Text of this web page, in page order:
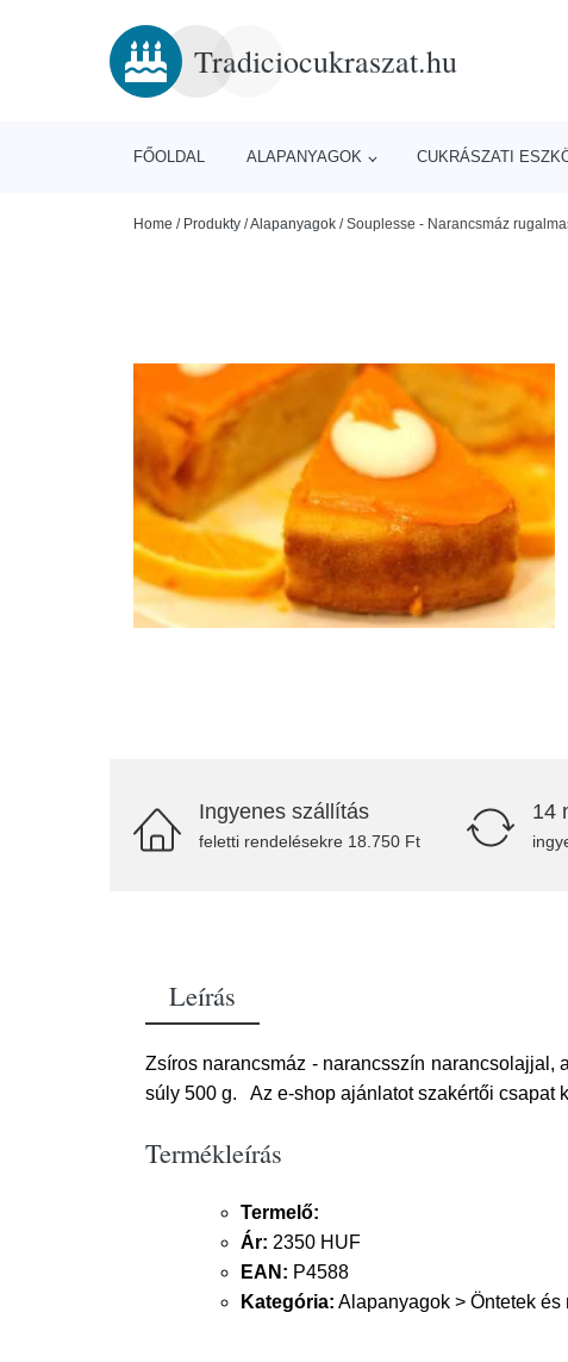
Tradiciocukraszat.hu
FŐOLDAL ALAPANYAGOK CUKRÁSZATI
Home / Produkty /Alapanyagok /Souplesse - Narancsmáz
Ingyenes szállítás
feletti rendelésekre 18.750 Ft
14
Leírás
Zsíros narancsmáz - narancsszín narancsolajjal,
súly 500 g. Az e-shop ajánlatot szakértői csapat
Termékleírás
Termelő:
Ár: 2350 HUF
EAN: P4588
Kategória: Alapanyagok > Öntetek és